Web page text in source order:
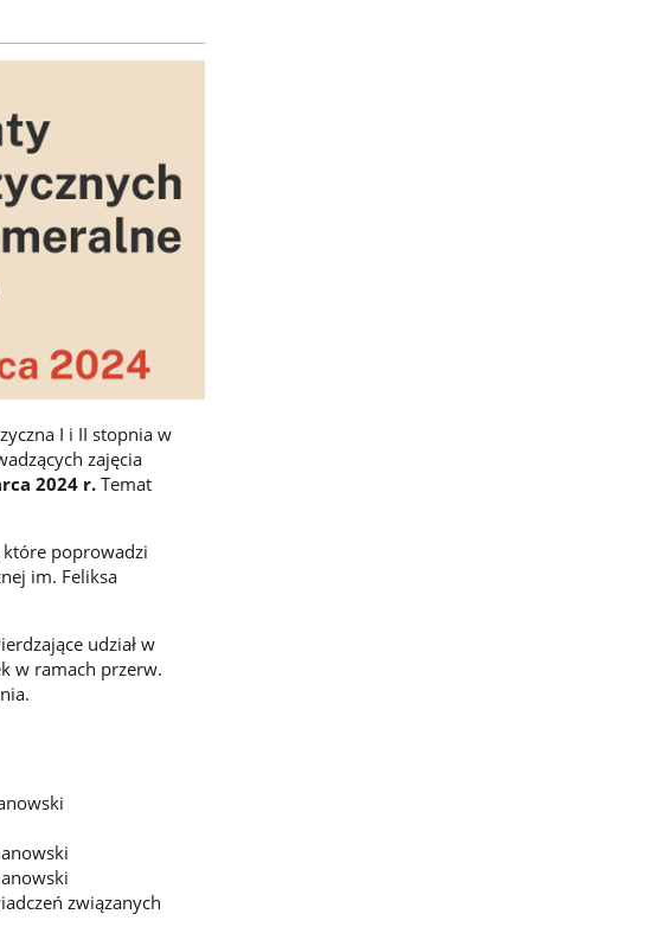
I i II stopnia w
zajęcia
2024 r. Temat
poprowadzi
im. Feliksa
udział w
w ramach przerw.
związanych